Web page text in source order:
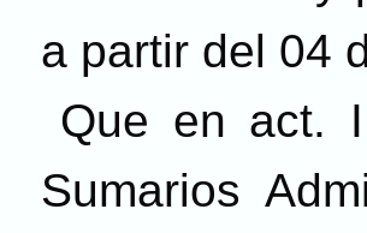
a partir del 04
Que en act.
Sumarios